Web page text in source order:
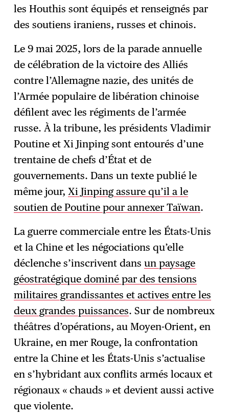
les Houthis sont équipés et renseignés par
des soutiens iraniens, russes et chinois.
Le 9 mai 2025, lors de la parade annuelle
de célébration de la victoire des Alliés
contre l’Allemagne nazie, des unités de
l’Armée populaire de libération chinoise
défilent avec les régiments de l’armée
russe. À la tribune, les présidents Vladimir
Poutine et Xi Jinping sont entourés d’une
trentaine de chefs d’État et de
gouvernements. Dans un texte publié le
même jour,Xi Jinping assure qu’il a le
soutien de Poutine pour annexer Taïwan.
La guerre commerciale entre les États-Unis
et la Chine et les négociations qu’elle
déclenche s’inscrivent dansun paysage
géostratégique dominé par des tensions
militaires grandissantes et actives entre les
deux grandes puissances. Sur de nombreux
théâtres d’opérations, au Moyen-Orient, en
Ukraine, en mer Rouge, la confrontation
entre la Chine et les États-Unis s’actualise
en s’hybridant aux conflits armés locaux et
régionaux « chauds » et devient aussi active
que violente.